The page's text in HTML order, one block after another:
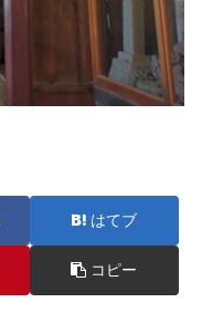
はてブ
コピー